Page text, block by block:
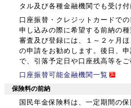
タル及び各種金融機関でも受け付
口座振替・クレジットカードで
申し込みの際に希望する前納の種
審査及び登録には、１～２ヶ月
の申請をお勧めします。後日、
で、引落予定日や口座残高等をご
口座振替可能金融機関一覧
保険料の前納
国民年金保険料は、一定期間の